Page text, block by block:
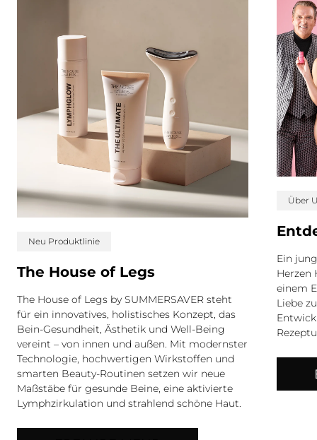
Neu Produktlinie
The House of Legs
The House of Legs by SUMMERSAVER steht
für ein innovatives, holistisches Konzept, das
Bein-Gesundheit, Ästhetik und Well-Being
vereint – von innen und außen. Mit modernster
Technologie, hochwertigen Wirkstoffen und
smarten Beauty-Routinen setzen wir neue
Maßstäbe für gesunde Beine, eine aktivierte
Lymphzirkulation und strahlend schöne Haut.
Über
Ein
Herzen
einem
Liebe